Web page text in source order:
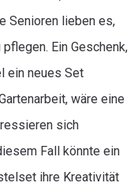
Senioren lieben es,
Ein Geschenk,
ein neues Set
wäre eine
sich
Fall könnte ein
ihre Kreativität